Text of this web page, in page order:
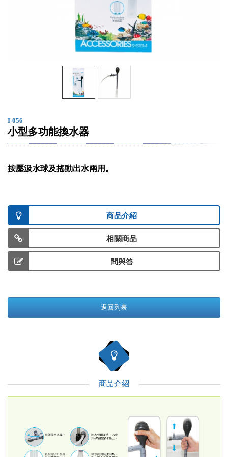
I-056
小型多功能換水器
按壓汲水球及搖動出水兩用。
商品介紹
相關商品
問與答
返回列表
商品介紹